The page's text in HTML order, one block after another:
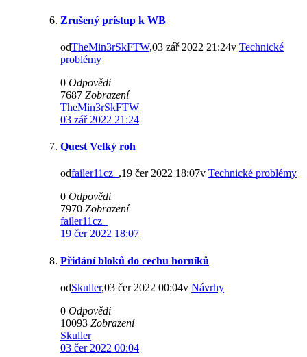
Zrušený prístup k WB
odTheMin3rSkFTW,03 zář 2022 21:24v Technické
problémy
0 Odpovědi
7687 Zobrazení
TheMin3rSkFTW
03 zář 2022 21:24
Quest Velký roh
odfailer11cz_ ,19 čer 2022 18:07v Technické problémy
0 Odpovědi
7970 Zobrazení
failer11cz_
19 čer 2022 18:07
Přidání bloků do cechu horníků
odSkuller,03 čer 2022 00:04v Návrhy
0 Odpovědi
10093 Zobrazení
Skuller
03 čer 2022 00:04